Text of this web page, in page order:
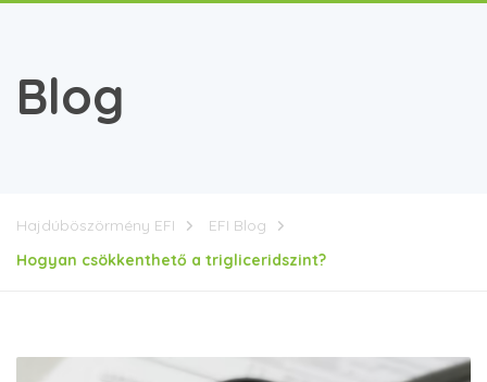
Blog
Hajdúböszörmény EFI
EFI Blog
Hogyan csökkenthető a trigliceridszint?